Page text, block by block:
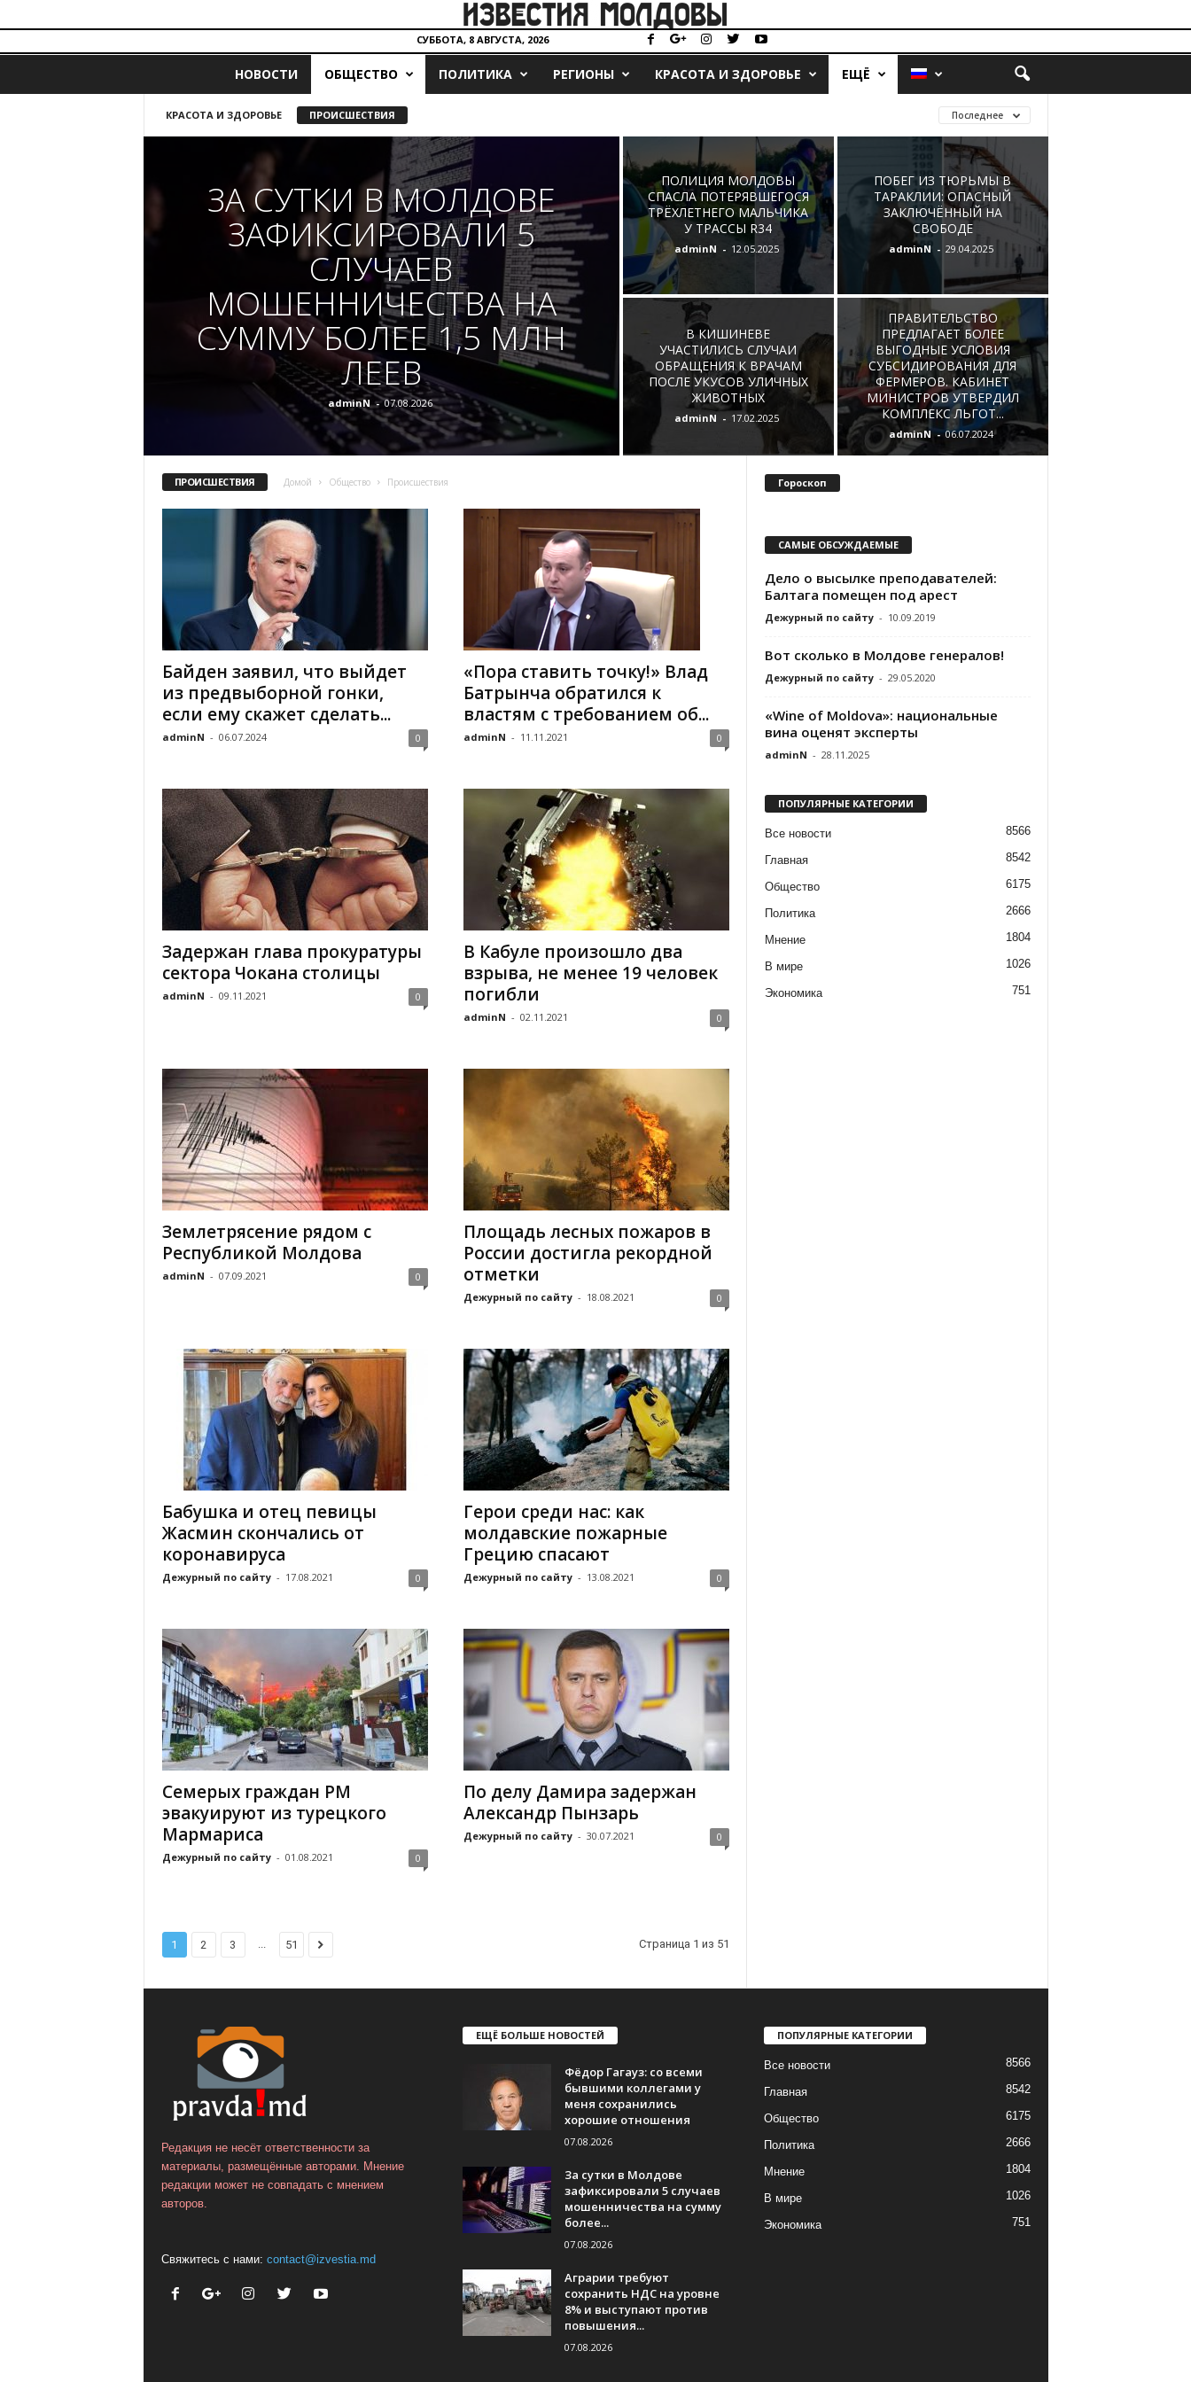
z
e
СУББОТА, 8 АВГУСТА, 2026
НОВОСТИ ОБЩЕСТВО ПОЛИТИКА РЕГИОНЫ КРАСОТА И ЗДОРОВЬЕ ЕЩЁ
КРАСОТА И ЗДОРОВЬЕ ПРОИСШЕСТВИЯ Последнее
ЗА СУТКИ В МОЛДОВЕ
ЗАФИКСИРОВАЛИ 5
СЛУЧАЕВ
МОШЕННИЧЕСТВА НА
СУММУ БОЛЕЕ 1,5 МЛН
ЛЕЕВ
adminN - 07.08.2026
ПОЛИЦИЯ МОЛДОВЫ
СПАСЛА ПОТЕРЯВШЕГОСЯ
ТРЁХЛЕТНЕГО МАЛЬЧИКА
У ТРАССЫ R34
adminN - 12.05.2025
ПОБЕГ ИЗ ТЮРЬМЫ В
ТАРАКЛИИ: ОПАСНЫЙ
ЗАКЛЮЧЁННЫЙ НА
СВОБОДЕ
adminN - 29.04.2025
В КИШИНЕВЕ
УЧАСТИЛИСЬ СЛУЧАИ
ОБРАЩЕНИЯ К ВРАЧАМ
ПОСЛЕ УКУСОВ УЛИЧНЫХ
ЖИВОТНЫХ
adminN - 17.02.2025
ПРАВИТЕЛЬСТВО
ПРЕДЛАГАЕТ БОЛЕЕ
ВЫГОДНЫЕ УСЛОВИЯ
СУБСИДИРОВАНИЯ ДЛЯ
ФЕРМЕРОВ. КАБИНЕТ
МИНИСТРОВ УТВЕРДИЛ
КОМПЛЕКС ЛЬГОТ...
adminN - 06.07.2024
ПРОИСШЕСТВИЯ Домой Общество Происшествия
Байден заявил, что выйдет
из предвыборной гонки,
если ему скажет сделать...
adminN - 06.07.2024 0
«Пора ставить точку!» Влад
Батрынча обратился к
властям с требованием об...
adminN - 11.11.2021 0
Задержан глава прокуратуры
сектора Чокана столицы
adminN - 09.11.2021 0
В Кабуле произошло два
взрыва, не менее 19 человек
погибли
adminN - 02.11.2021 0
Землетрясение рядом с
Республикой Молдова
adminN - 07.09.2021 0
Площадь лесных пожаров в
России достигла рекордной
отметки
Дежурный по сайту - 18.08.2021 0
Бабушка и отец певицы
Жасмин скончались от
коронавируса
Дежурный по сайту - 17.08.2021 0
Герои среди нас: как
молдавские пожарные
Грецию спасают
Дежурный по сайту - 13.08.2021 0
Семерых граждан РМ
эвакуируют из турецкого
Мармариса
Дежурный по сайту - 01.08.2021 0
По делу Дамира задержан
Александр Пынзарь
Дежурный по сайту - 30.07.2021 0
1 2 3 ... 51 Страница 1 из 51
Гороскоп
САМЫЕ ОБСУЖДАЕМЫЕ
Дело о высылке преподавателей:
Балтага помещен под арест
Дежурный по сайту - 10.09.2019
Вот сколько в Молдове генералов!
Дежурный по сайту - 29.05.2020
«Wine of Moldova»: национальные
вина оценят эксперты
adminN - 28.11.2025
ПОПУЛЯРНЫЕ КАТЕГОРИИ
Все новости 8566
Главная 8542
Общество 6175
Политика 2666
Мнение 1804
В мире 1026
Экономика 751
Редакция не несёт ответственности за
материалы, размещённые авторами. Мнение
редакции может не совпадать с мнением
авторов.
Свяжитесь с нами: contact@izvestia.md
ЕЩЁ БОЛЬШЕ НОВОСТЕЙ
Фёдор Гагауз: со всеми
бывшими коллегами у
меня сохранились
хорошие отношения
07.08.2026
За сутки в Молдове
зафиксировали 5 случаев
мошенничества на сумму
более...
07.08.2026
Аграрии требуют
сохранить НДС на уровне
8% и выступают против
повышения...
07.08.2026
ПОПУЛЯРНЫЕ КАТЕГОРИИ
Все новости 8566
Главная 8542
Общество 6175
Политика 2666
Мнение 1804
В мире 1026
Экономика 751